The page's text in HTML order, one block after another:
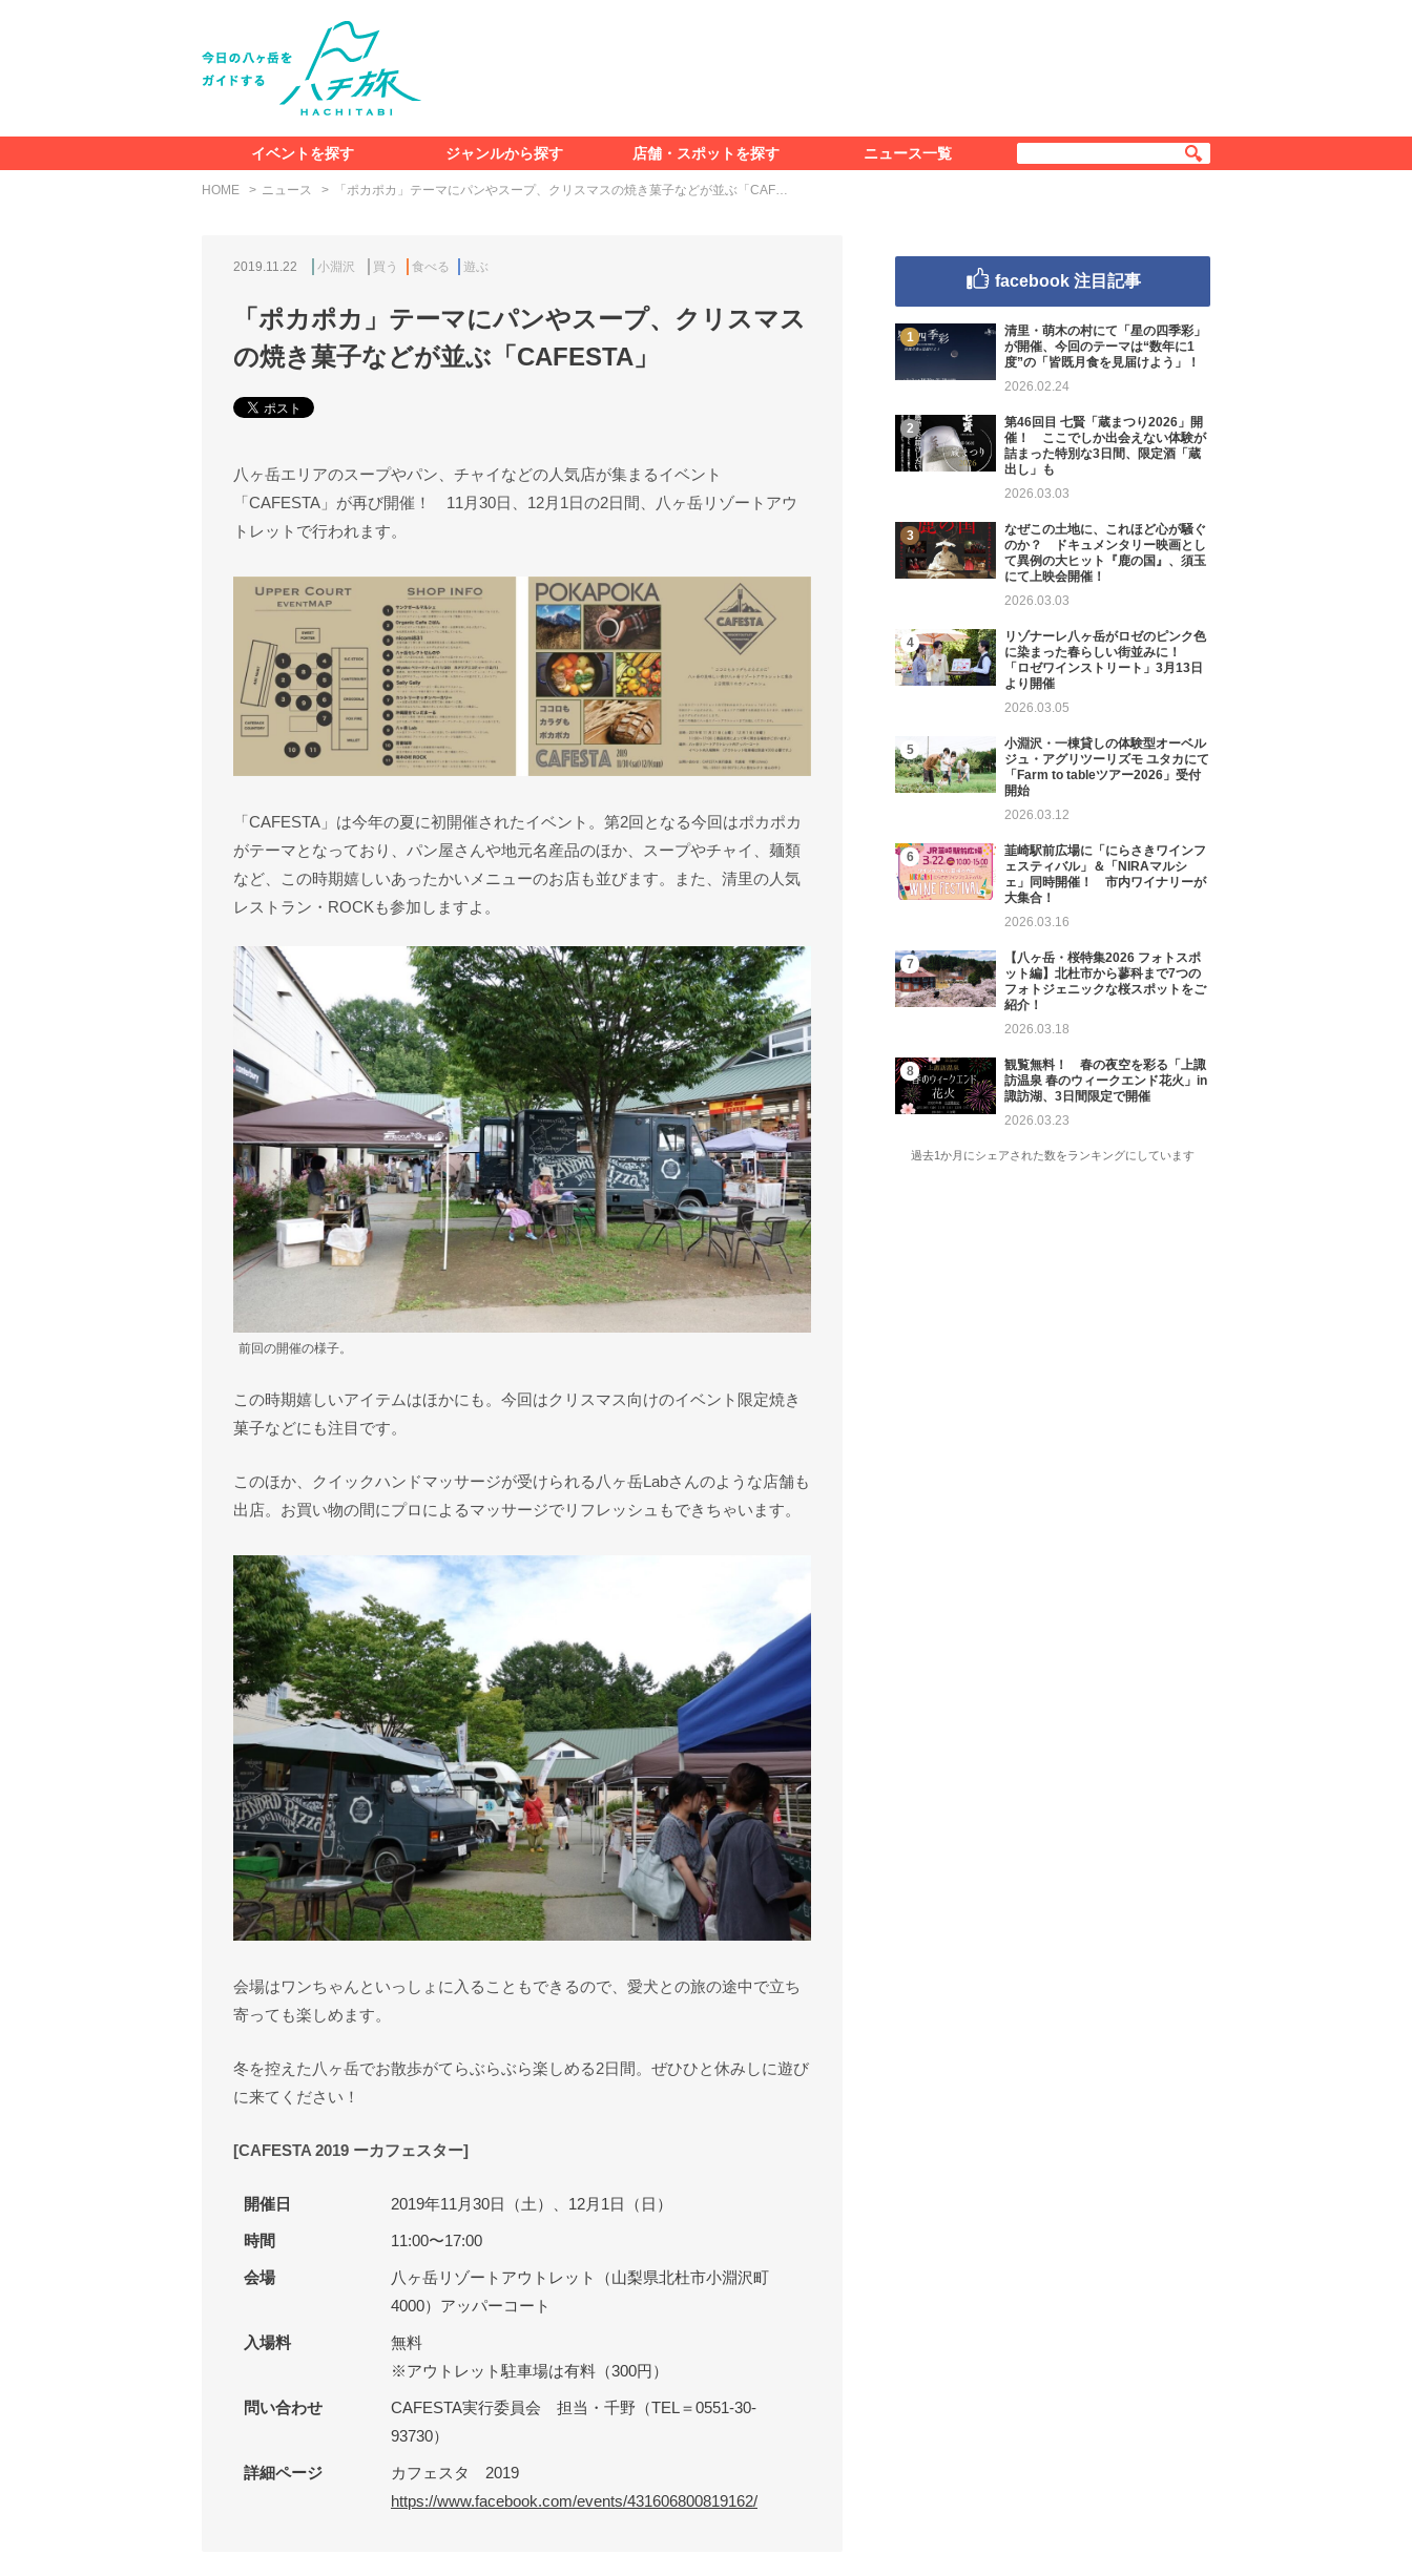
イベントを探す
ジャンルから探す
食べる
見る
知る
遊ぶ
特集＆レポート
店舗・スポットを探す ニュース一覧
HOME ニュース 「ポカポカ」テーマにパンやスープ、クリスマスの焼き菓子などが並ぶ「CAF…
2019.11.22 小淵沢 買う 食べる 遊ぶ
「ポカポカ」テーマにパンやスープ、クリスマス
の焼き菓子などが並ぶ「CAFESTA」
八ヶ岳エリアのスープやパン、チャイなどの人気店が集まるイベント
「CAFESTA」が再び開催！ 11月30日、12月1日の2日間、八ヶ岳リゾートアウ
トレットで行われます。
「CAFESTA」は今年の夏に初開催されたイベント。第2回となる今回はポカポカ
がテーマとなっており、パン屋さんや地元名産品のほか、スープやチャイ、麺類
など、この時期嬉しいあったかいメニューのお店も並びます。また、清里の人気
レストラン・ROCKも参加しますよ。
前回の開催の様子。
この時期嬉しいアイテムはほかにも。今回はクリスマス向けのイベント限定焼き
菓子などにも注目です。
このほか、クイックハンドマッサージが受けられる八ヶ岳Labさんのような店舗も
出店。お買い物の間にプロによるマッサージでリフレッシュもできちゃいます。
会場はワンちゃんといっしょに入ることもできるので、愛犬との旅の途中で立ち
寄っても楽しめます。
冬を控えた八ヶ岳でお散歩がてらぶらぶら楽しめる2日間。ぜひひと休みしに遊び
に来てください！
[CAFESTA 2019 ーカフェスター]
開催日 2019年11月30日（土）、12月1日（日）
時間 11:00〜17:00
会場
八ヶ岳リゾートアウトレット（山梨県北杜市小淵沢町
4000）アッパーコート
入場料
無料
※アウトレット駐車場は有料（300円）
問い合わせ
CAFESTA実行委員会 担当・千野（TEL＝0551-30-
93730）
詳細ページ
カフェスタ 2019
https://www.facebook.com/events/431606800819162/
facebook 注目記事
清里・萌木の村にて「星の四季彩」
が開催、今回のテーマは“数年に1
度”の「皆既月食を見届けよう」！
2026.02.24
第46回目 七賢「蔵まつり2026」開
催！ ここでしか出会えない体験が
詰まった特別な3日間、限定酒「蔵
出し」も
2026.03.03
なぜこの土地に、これほど心が騒ぐ
のか？ ドキュメンタリー映画とし
て異例の大ヒット『鹿の国』、須玉
にて上映会開催！
2026.03.03
リゾナーレ八ヶ岳がロゼのピンク色
に染まった春らしい街並みに！
「ロゼワインストリート」3月13日
より開催
2026.03.05
小淵沢・一棟貸しの体験型オーベル
ジュ・アグリツーリズモ ユタカにて
「Farm to tableツアー2026」受付
開始
2026.03.12
韮崎駅前広場に「にらさきワインフ
ェスティバル」＆「NIRAマルシ
ェ」同時開催！ 市内ワイナリーが
大集合！
2026.03.16
【八ヶ岳・桜特集2026 フォトスポ
ット編】北杜市から蓼科まで7つの
フォトジェニックな桜スポットをご
紹介！
2026.03.18
観覧無料！ 春の夜空を彩る「上諏
訪温泉 春のウィークエンド花火」in
諏訪湖、3日間限定で開催
2026.03.23
過去1か月にシェアされた数をランキングにしています